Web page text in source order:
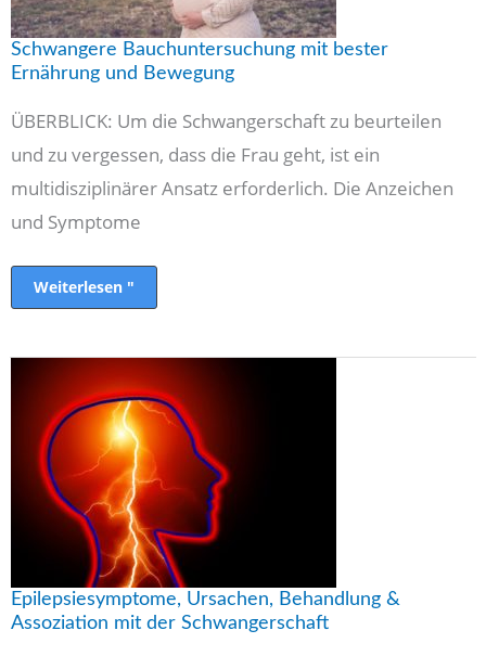
Schwangere Bauchuntersuchung mit bester
Ernährung und Bewegung
ÜBERBLICK: Um die Schwangerschaft zu beurteilen
und zu vergessen, dass die Frau geht, ist ein
multidisziplinärer Ansatz erforderlich. Die Anzeichen
und Symptome
Weiterlesen "
Epilepsiesymptome, Ursachen, Behandlung &
Assoziation mit der Schwangerschaft
Epilepsiesymptome,
Ursachen,
Behandlung
Assoziation
mit
der
Schwangerschaft